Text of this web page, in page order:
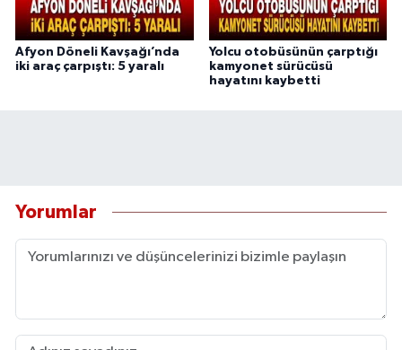
Afyon Döneli Kavşağı’nda
iki araç çarpıştı: 5 yaralı
Yolcu otobüsünün çarptığı
kamyonet sürücüsü
hayatını kaybetti
Yorumlar